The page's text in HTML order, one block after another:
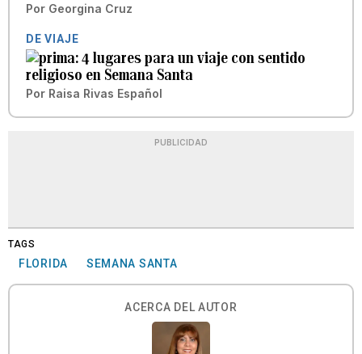
Por Georgina Cruz
DE VIAJE
4 lugares para un viaje con sentido
religioso en Semana Santa
Por Raisa Rivas Español
PUBLICIDAD
TAGS
FLORIDA SEMANA SANTA
ACERCA DEL AUTOR